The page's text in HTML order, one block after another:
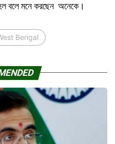
হল বলে মনে করছেন অনেকে।
Bengal